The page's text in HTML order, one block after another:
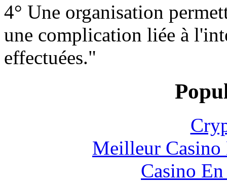
4° Une organisation
une complication liée à
effectuées."
Meilleur
Casino